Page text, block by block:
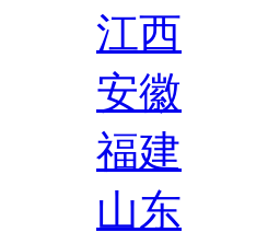
江西
安徽
福建
山东